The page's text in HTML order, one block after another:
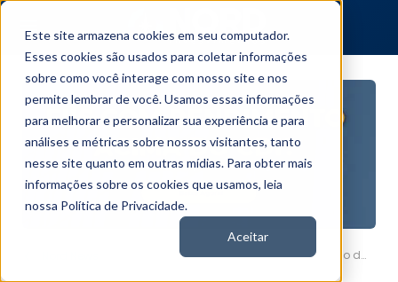
Este site armazena cookies em seu computador.
Esses cookies são usados para coletar informações
sobre como você interage com nosso site e nos
permite lembrar de você. Usamos essas informações
para melhorar e personalizar sua experiência e para
análises e métricas sobre nossos visitantes, tanto
nesse site quanto em outras mídias. Para obter mais
informações sobre os cookies que usamos, leia
nossa Política de Privacidade.
Aceitar
Boletim dos FIIs: GGRC11 conclui aquisição dos quatro galpões do RELG11